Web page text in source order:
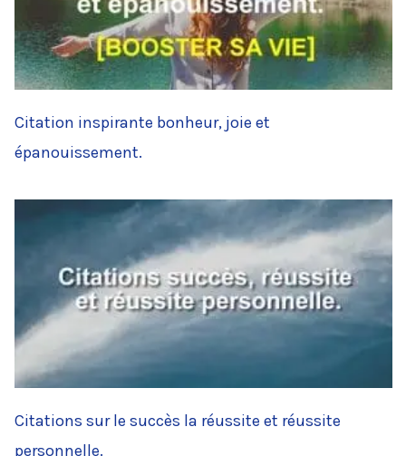
Citation inspirante bonheur, joie et
épanouissement.
Citations sur le succès la réussite et réussite
personnelle.